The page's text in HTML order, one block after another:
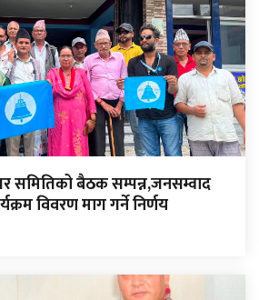
समितिको बैठक सम्पन्न,जनसम्वाद
विवरण माग गर्ने निर्णय